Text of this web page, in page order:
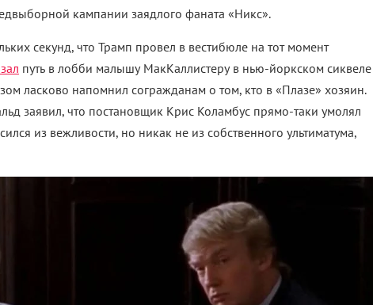
кампании заядлого фаната «Никс».
секунд, что Трамп провел в вестибюле на тот момент
путь в лобби малышу МакКаллистеру в нью-йоркском сиквеле
ласково напомнил согражданам о том, кто в «Плазе» хозяин.
заявил, что постановщик Крис Коламбус прямо-таки умолял
из вежливости, но никак не из собственного ультиматума,